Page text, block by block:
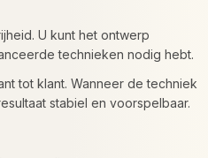
U kunt het ontwerp
technieken nodig hebt.
tot klant. Wanneer de techniek
stabiel en voorspelbaar.